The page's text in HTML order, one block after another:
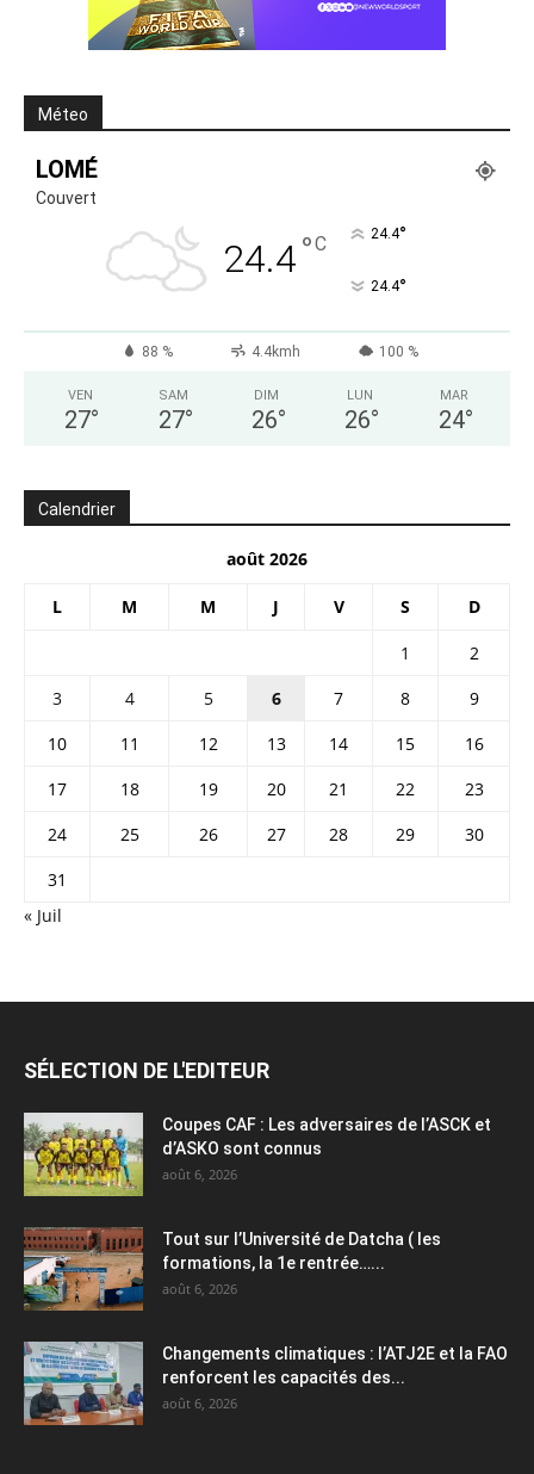
Méteo
LOMÉ
Couvert
24.4°C 24.4°
24.4°
88 % 4.4kmh 100 %
VEN
27°
SAM
27°
DIM
26°
LUN
26°
MAR
24°
Calendrier
août 2026
L M M J V S D
1
2
3
4 5 6 7 8
9
10
11 12 13 14 15
16
17
18 19 20 21 22
23
24
25 26 27 28 29
30
31
« Juil
SÉLECTION DE L'EDITEUR
Coupes CAF : Les adversaires de l’ASCK et
d’ASKO sont connus
août 6, 2026
Tout sur l’Université de Datcha ( les
formations, la 1e rentrée…...
août 6, 2026
Changements climatiques : l’ATJ2E et la FAO
renforcent les capacités des...
août 6, 2026